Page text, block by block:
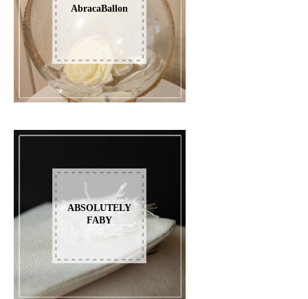
AbracaBallon
ABSOLUTELY
FABY